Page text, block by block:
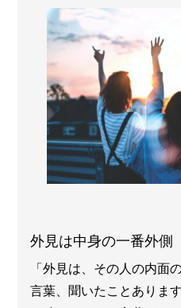
外見は中身の一番外
「外見は、その人の内面
言葉、聞いたことありま